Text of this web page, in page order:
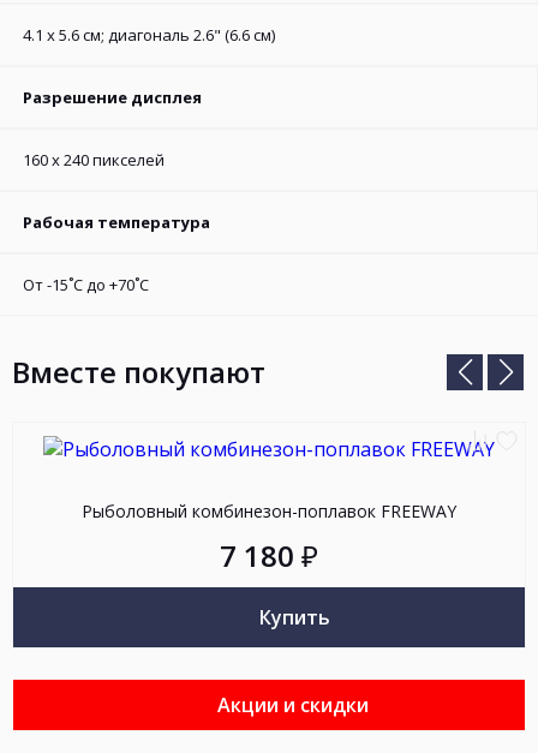
Акции и скидки
4.1 x 5.6 см; диагональ 2.6" (6.6 см)
Разрешение дисплея
160 x 240 пикселей
Рабочая температура
От -15˚С до +70˚С
Вместе покупают
слайд
Рыболовный комбинезон-поплавок FREEWAY
7 180 ₽
Купить